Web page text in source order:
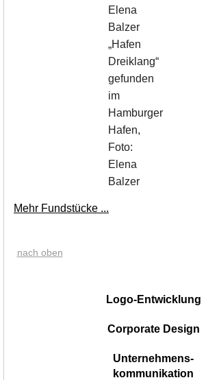
„Hafen
Dreiklang“
gefunden
im
Hamburger
Hafen,
Foto:
Elena
Balzer
Mehr Fundstücke ...
nach oben
Logo-Entwicklung
Corporate Design
Unternehmens-
kommunikation